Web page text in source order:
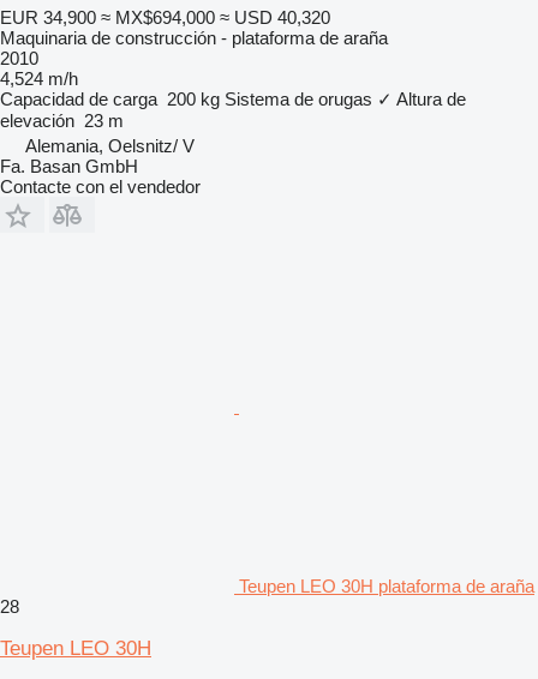
EUR 34,900 ≈ MX$694,000 ≈ USD 40,320
Maquinaria de construcción - plataforma de araña
2010
4,524 m/h
Capacidad de carga 200 kg Sistema de orugas ✓ Altura de
elevación 23 m
Alemania, Oelsnitz/ V
Fa. Basan GmbH
Contacte con el vendedor
Teupen LEO 30H plataforma de araña
28
Teupen LEO 30H